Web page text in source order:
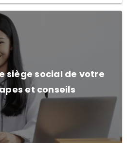
siège social de votre
et conseils